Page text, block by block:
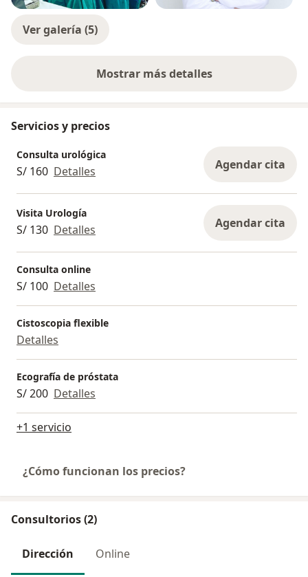
Ver galería (5)
Mostrar más detalles
sobre la experiencia
Servicios y precios
Consulta urológica
S/ 160 Detalles Agendar cita
Visita Urología
S/ 130 Detalles Agendar cita
Consulta online
S/ 100 Detalles
Cistoscopia flexible
Detalles
Ecografía de próstata
S/ 200 Detalles
+1 servicio
¿Cómo funcionan los precios?
Consultorios (2)
Dirección Online